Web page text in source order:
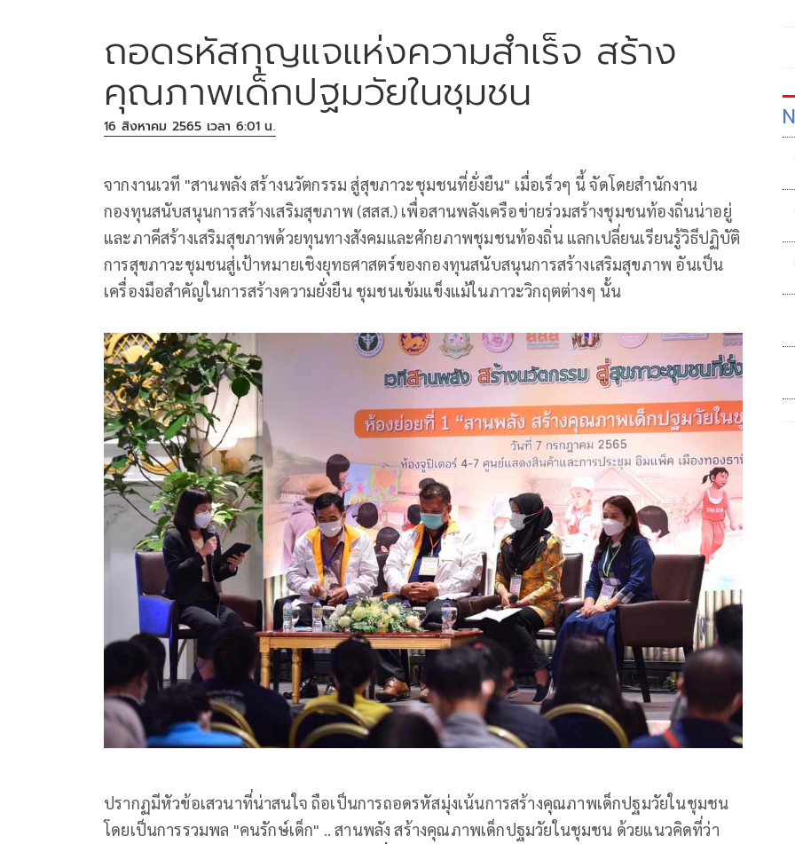
ถอดรหัสกุญแจแห่งความสำเร็จ สร้าง
คุณภาพเด็กปฐมวัยในชุมชน
16 สิงหาคม 2565 เวลา 6:01 น.
จากงานเวที "สานพลัง สร้างนวัตกรรม สู่สุขภาวะชุมชนที่ยั่งยืน" เมื่อเร็วๆ นี้ จัดโดยสำนักงาน
กองทุนสนับสนุนการสร้างเสริมสุขภาพ (สสส.) เพื่อสานพลังเครือข่ายร่วมสร้างชุมชนท้องถิ่นน่าอยู่
และภาคีสร้างเสริมสุขภาพด้วยทุนทางสังคมและศักยภาพชุมชนท้องถิ่น แลกเปลี่ยนเรียนรู้วิธีปฏิบัติ
การสุขภาวะชุมชนสู่เป้าหมายเชิงยุทธศาสตร์ของกองทุนสนับสนุนการสร้างเสริมสุขภาพ อันเป็น
เครื่องมือสำคัญในการสร้างความยั่งยืน ชุมชนเข้มแข็งแม้ในภาวะวิกฤตต่างๆ นั้น
ปรากฏมีหัวข้อเสวนาที่น่าสนใจ ถือเป็นการถอดรหัสมุ่งเน้นการสร้างคุณภาพเด็กปฐมวัยในชุมชน
โดยเป็นการรวมพล "คนรักษ์เด็ก" .. สานพลัง สร้างคุณภาพเด็กปฐมวัยในชุมชน ด้วยแนวคิดที่ว่า